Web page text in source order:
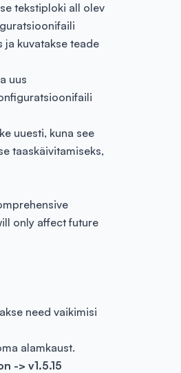
tekstiploki all olev
ja kuvatakse teade
uus
uuesti, kuna see
taaskäivitamiseks,
only affect future
need vaikimisi
alamkaust.
-> v1.5.15